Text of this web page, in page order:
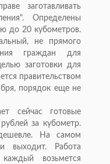
заготавливать
Определены
до 20 кубометров.
не прямого
граждан для
заготовки для
правительством
порядок еще не
сейчас готовые
за кубометр.
На самом
Работа
возьмется